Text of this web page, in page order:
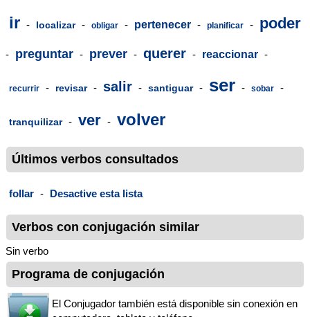
ir - localizar - obligar - pertenecer - planificar - poder
- preguntar - prever - querer - reaccionar -
recurrir - revisar - salir - santiguar - ser - sobar -
tranquilizar - ver - volver
Últimos verbos consultados
follar - Desactive esta lista
Verbos con conjugación similar
Sin verbo
Programa de conjugación
El Conjugador también está disponible sin conexión en